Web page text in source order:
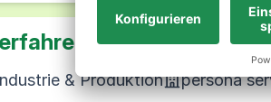
(m/w/d)
& Produktion persona